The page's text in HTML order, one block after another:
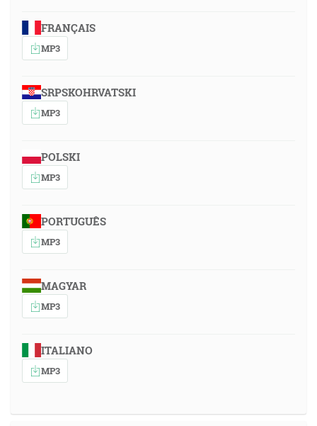
FRANÇAIS
MP3
SRPSKOHRVATSKI
MP3
POLSKI
MP3
PORTUGUÊS
MP3
MAGYAR
MP3
ITALIANO
MP3